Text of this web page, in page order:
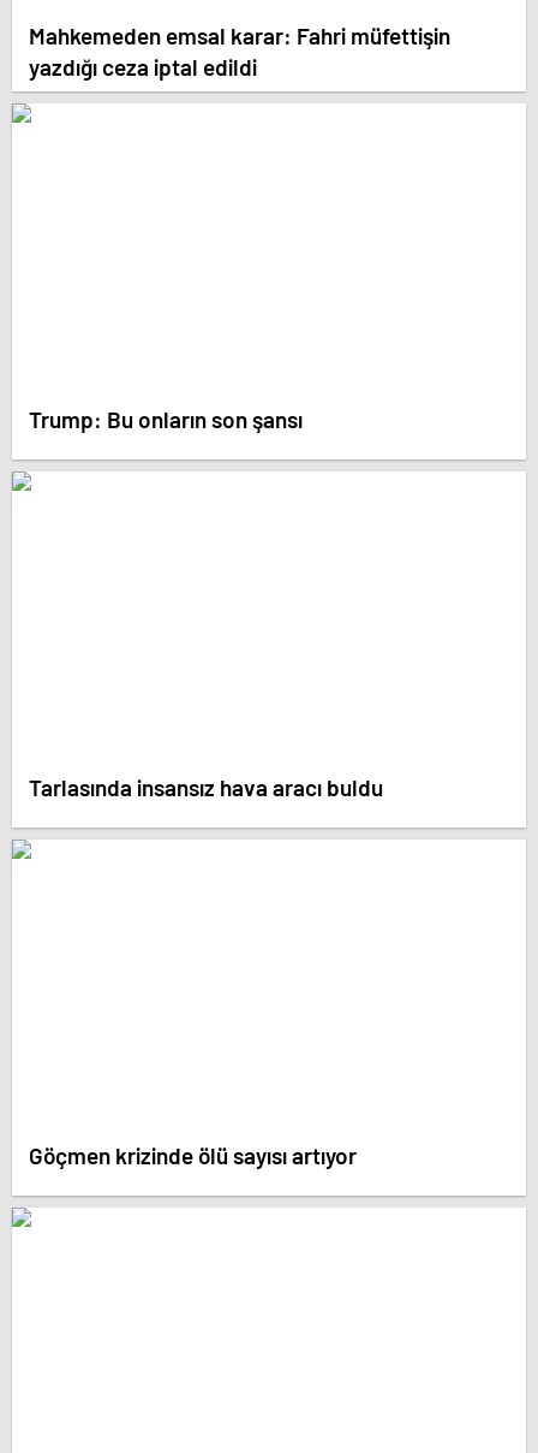
Mahkemeden emsal karar: Fahri müfettişin
yazdığı ceza iptal edildi
Trump: Bu onların son şansı
Tarlasında insansız hava aracı buldu
Göçmen krizinde ölü sayısı artıyor